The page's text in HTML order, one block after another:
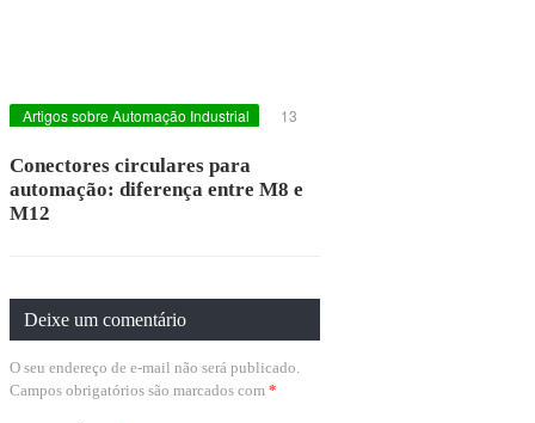
Artigos sobre Automação Industrial
13
Conectores circulares para
automação: diferença entre M8 e
M12
Deixe um comentário
O seu endereço de e-mail não será publicado.
Campos obrigatórios são marcados com *